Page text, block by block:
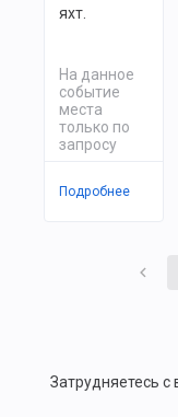
яхт.
На данное
событие
места
только по
запросу
Подробнее
Затрудняетесь